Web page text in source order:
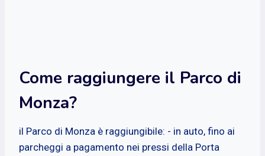
Come raggiungere il Parco di
Monza?
il Parco di Monza è raggiungibile: - in auto, fino ai
parcheggi a pagamento nei pressi della Porta